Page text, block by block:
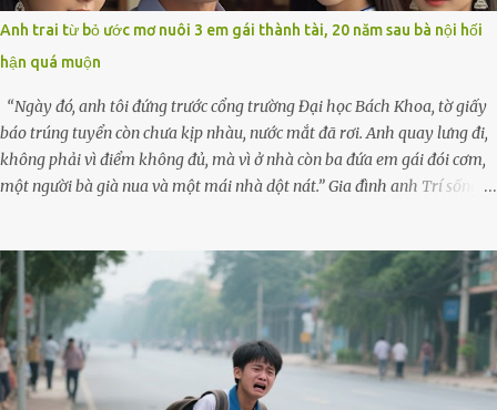
còn bận buôn bán ở chợ, nên lần này cũng đành ở nhà. Thảo ôm chầm
lấy mẹ trước khi đi: “Con sẽ nhặt thật nhiều vỏ sò cho mẹ nhé!” Chiếc
xe khách lăn bánh rời khỏi bến...
Anh trai từ bỏ ước mơ nuôi 3 em gái thành tài, 20 năm sau bà nội hối
hận quá muộn
“Ngày đó, anh tôi đứng trước cổng trường Đại học Bách Khoa, tờ giấy
báo trúng tuyển còn chưa kịp nhàu, nước mắt đã rơi. Anh quay lưng đi,
không phải vì điểm không đủ, mà vì ở nhà còn ba đứa em gái đói cơm,
một người bà già nua và một mái nhà dột nát.” Gia đình anh Trí sống ở
đổ dồn lên đôi vai gầy guộc của bà nội – cụ Nguyễn Thị Đào – và cậu
con trai cả là Trí, lúc đó mới chỉ 17 tuổi. Trí là học sinh giỏi toàn huyện,
học lớp 12 nhưng đã biết làm ruộng, làm thuê, biết đi cày thuê từ 4h
sáng rồi lại tất tả về đi học. Người trong làng thương lắm, bảo: “Thằng
Trí học giỏi mà hiền, sau này nên ông này bà nọ đó!” Trí có ba cô em
gái: Mai, Lan và Hương – ba cái tên mẹ đặt lúc còn sống, mong tụi nhỏ